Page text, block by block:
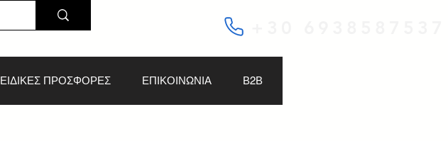
ΕΙΔΙΚΕΣ ΠΡΟΣΦΟΡΕΣ ΕΠΙΚΟΙΝΩΝΙΑ Β2Β